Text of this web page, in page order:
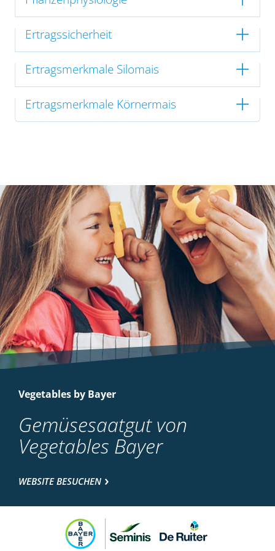
Ertragssicherheit
Ertragsmerkmale Silomais
Ertragsmerkmale Körnermais
Vegetables by Bayer
Gemüsesaatgut von
Vegetables Bayer
WEBSITE BESUCHEN